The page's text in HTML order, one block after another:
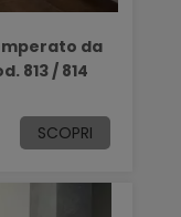
da
813 / 814
SCOPRI